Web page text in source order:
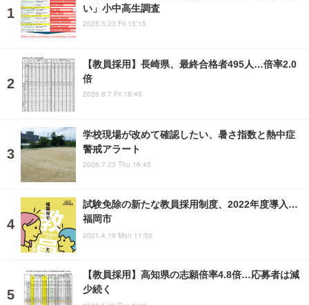
い」小中高生調査
2025.5.23 Fri 15:15
【教員採用】長崎県、最終合格者495人…倍率2.0
倍
2026.8.7 Fri 18:45
学校現場が改めて確認したい、暑さ指数と熱中症
警戒アラート
2026.7.23 Thu 16:45
試験免除の新たな教員採用制度、2022年度導入…
福岡市
2021.4.19 Mon 11:50
【教員採用】高知県の志願倍率4.8倍…応募者は減
少続く